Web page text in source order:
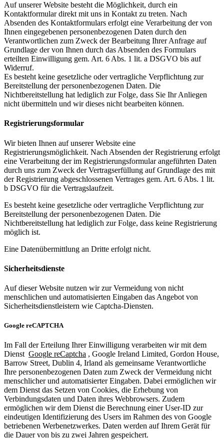
MEDIATHEK
Referentenvorträge
Interviews
Reportagen
Digital Talks
Marktanalyse
Wissenschaft
Guerilla Chefs
Guerilla Chefs
Jobbörse
Auf unserer Website besteht die Möglichkeit, durch ein
Kontaktformular direkt mit uns in Kontakt zu treten. Nach
Absenden des Kontaktformulars erfolgt eine Verarbeitung der von
Ihnen eingegebenen personenbezogenen Daten durch den
Verantwortlichen zum Zweck der Bearbeitung Ihrer Anfrage auf
Grundlage der von Ihnen durch das Absenden des Formulars
erteilten Einwilligung gem. Art. 6 Abs. 1 lit. a DSGVO bis auf
Widerruf.
Es besteht keine gesetzliche oder vertragliche Verpflichtung zur
Bereitstellung der personenbezogenen Daten. Die
Nichtbereitstellung hat lediglich zur Folge, dass Sie Ihr Anliegen
nicht übermitteln und wir dieses nicht bearbeiten können.
Registrierungsformular
Wir bieten Ihnen auf unserer Website eine
Registrierungsmöglichkeit. Nach Absenden der Registrierung erfolgt
eine Verarbeitung der im Registrierungsformular angeführten Daten
durch uns zum Zweck der Vertragserfüllung auf Grundlage des mit
der Registrierung abgeschlossenen Vertrages gem. Art. 6 Abs. 1 lit.
b DSGVO für die Vertragslaufzeit.
Es besteht keine gesetzliche oder vertragliche Verpflichtung zur
Bereitstellung der personenbezogenen Daten. Die
Nichtbereitstellung hat lediglich zur Folge, dass keine Registrierung
möglich ist.
Eine Datenübermittlung an Dritte erfolgt nicht.
Sicherheitsdienste
Auf dieser Website nutzen wir zur Vermeidung von nicht
menschlichen und automatisierten Eingaben das Angebot von
Sicherheitsdienstleistern wie Captcha-Diensten.
Google reCAPTCHA
Im Fall der Erteilung Ihrer Einwilligung verarbeiten wir mit dem
Dienst Google reCaptcha , Google Ireland Limited, Gordon House,
Barrow Street, Dublin 4, Irland als gemeinsame Verantwortliche
Ihre personenbezogenen Daten zum Zweck der Vermeidung nicht
menschlicher und automatisierter Eingaben. Dabei ermöglichen wir
dem Dienst das Setzen von Cookies, die Erhebung von
Verbindungsdaten und Daten ihres Webbrowsers. Zudem
ermöglichen wir dem Dienst die Berechnung einer User-ID zur
eindeutigen Identifizierung des Users im Rahmen des von Google
betriebenen Werbenetzwerkes. Daten werden auf Ihrem Gerät für
die Dauer von bis zu zwei Jahren gespeichert.